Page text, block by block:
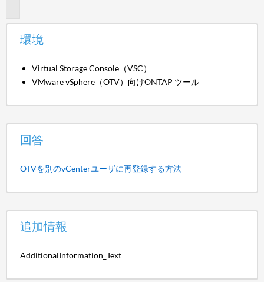
環境
Virtual Storage Console（VSC）
VMware vSphere（OTV）向けONTAP ツール
回答
OTVを別のvCenterユーザに再登録する方法
追加情報
AdditionalInformation_Text